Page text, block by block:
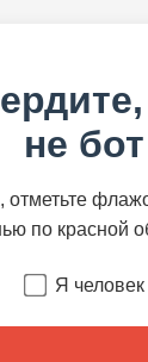
не бот
отметьте
по красной
Я человек